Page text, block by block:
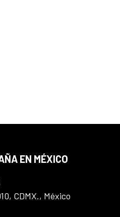
EN MÉXICO
CDMX., México